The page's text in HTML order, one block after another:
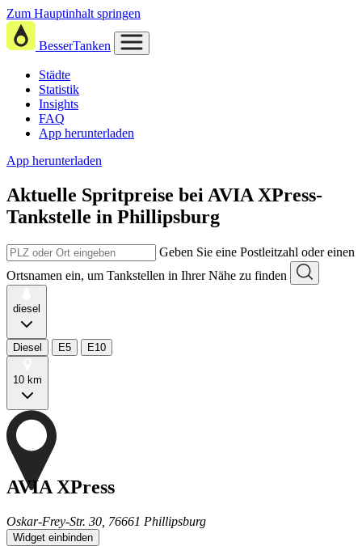
Zum Hauptinhalt springen
BesserTanken
Städte
Statistik
Insights
FAQ
App herunterladen
App herunterladen
Aktuelle Spritpreise bei AVIA XPress-
Tankstelle in Phillipsburg
Geben Sie eine Postleitzahl oder einen
Ortsnamen ein, um Tankstellen in Ihrer Nähe zu finden
diesel
Diesel E5 E10
10 km
AVIA XPress
Oskar-Frey-Str. 30, 76661 Phillipsburg
Widget einbinden